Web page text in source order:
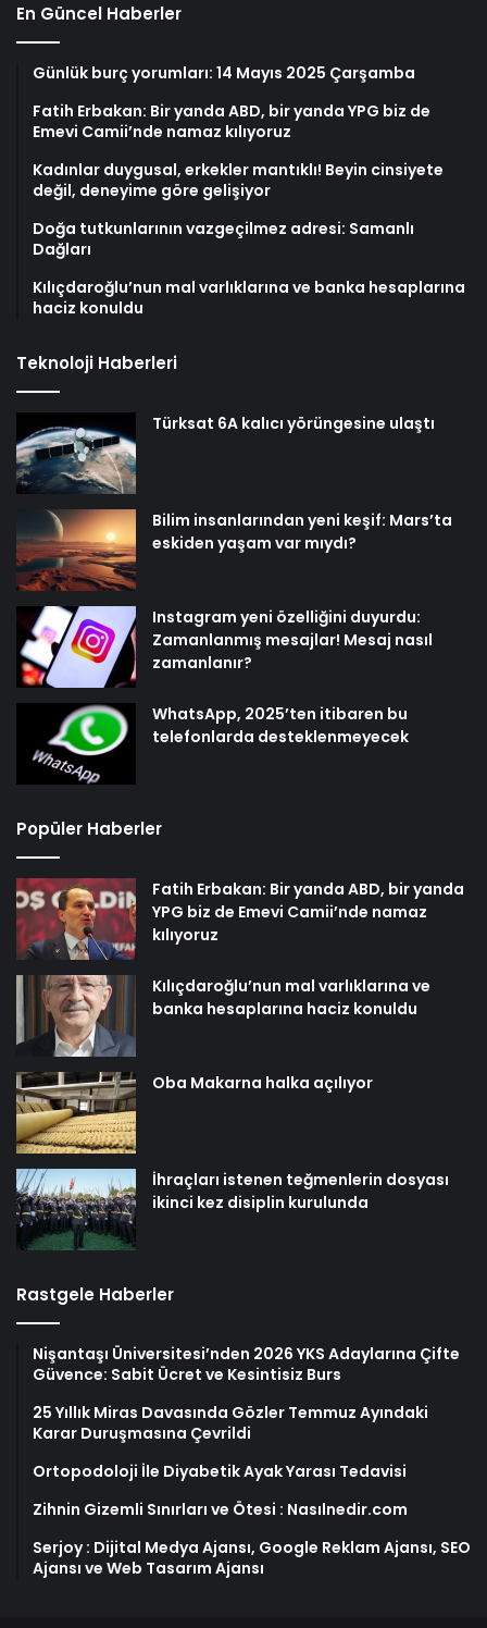
En Güncel Haberler
Günlük burç yorumları: 14 Mayıs 2025 Çarşamba
Fatih Erbakan: Bir yanda ABD, bir yanda YPG biz de
Emevi Camii’nde namaz kılıyoruz
Kadınlar duygusal, erkekler mantıklı! Beyin cinsiyete
değil, deneyime göre gelişiyor
Doğa tutkunlarının vazgeçilmez adresi: Samanlı
Dağları
Kılıçdaroğlu’nun mal varlıklarına ve banka hesaplarına
haciz konuldu
Teknoloji Haberleri
Türksat 6A kalıcı yörüngesine ulaştı
Bilim insanlarından yeni keşif: Mars’ta
eskiden yaşam var mıydı?
Instagram yeni özelliğini duyurdu:
Zamanlanmış mesajlar! Mesaj nasıl
zamanlanır?
WhatsApp, 2025’ten itibaren bu
telefonlarda desteklenmeyecek
Popüler Haberler
Fatih Erbakan: Bir yanda ABD, bir yanda
YPG biz de Emevi Camii’nde namaz
kılıyoruz
Kılıçdaroğlu’nun mal varlıklarına ve
banka hesaplarına haciz konuldu
Oba Makarna halka açılıyor
İhraçları istenen teğmenlerin dosyası
ikinci kez disiplin kurulunda
Rastgele Haberler
Nişantaşı Üniversitesi’nden 2026 YKS Adaylarına Çifte
Güvence: Sabit Ücret ve Kesintisiz Burs
25 Yıllık Miras Davasında Gözler Temmuz Ayındaki
Karar Duruşmasına Çevrildi
Ortopodoloji İle Diyabetik Ayak Yarası Tedavisi
Zihnin Gizemli Sınırları ve Ötesi : Nasılnedir.com
Serjoy : Dijital Medya Ajansı, Google Reklam Ajansı, SEO
Ajansı ve Web Tasarım Ajansı